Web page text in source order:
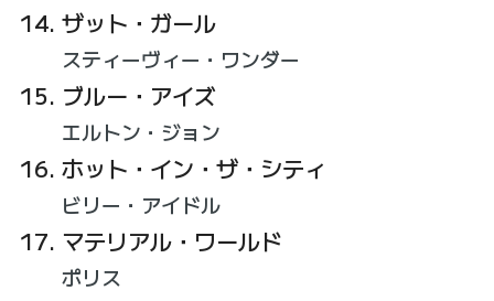
ザット・ガール
スティーヴィー・ワンダー
ブルー・アイズ
エルトン・ジョン
ホット・イン・ザ・シティ
ビリー・アイドル
マテリアル・ワールド
ポリス